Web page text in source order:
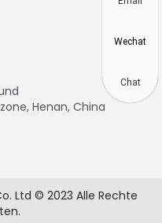
Henan, China
Ltd © 2023 Alle Rechte
Wechat
Chat